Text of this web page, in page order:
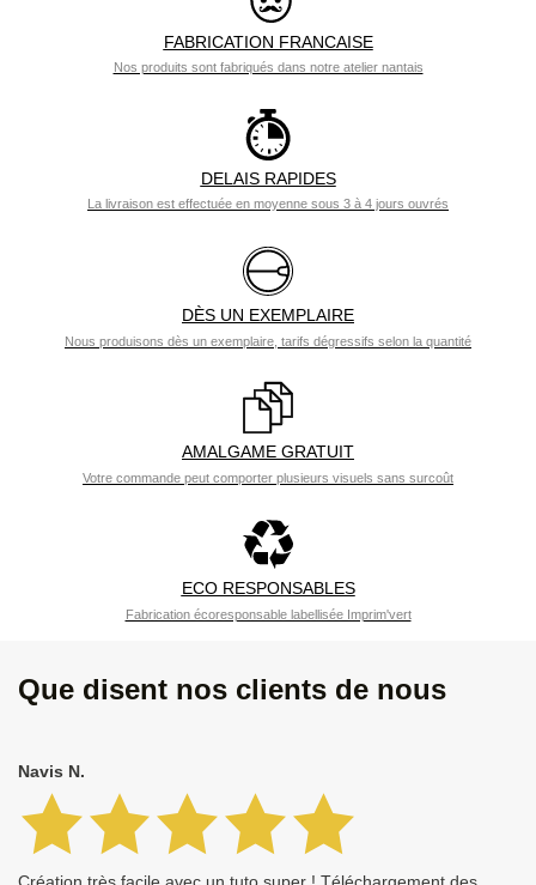
FABRICATION FRANCAISE
Nos produits sont fabriqués dans notre atelier nantais
DELAIS RAPIDES
La livraison est effectuée en moyenne sous 3 à 4 jours ouvrés
DÈS UN EXEMPLAIRE
Nous produisons dès un exemplaire, tarifs dégressifs selon la quantité
AMALGAME GRATUIT
Votre commande peut comporter plusieurs visuels sans surcoût
ECO RESPONSABLES
Fabrication écoresponsable labellisée Imprim'vert
Que disent nos clients de nous
Navis N.